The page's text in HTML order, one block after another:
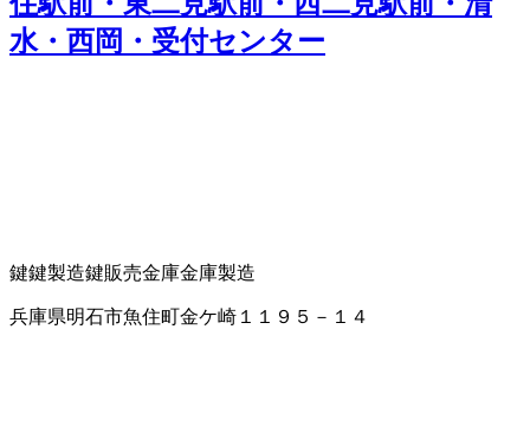
水・西岡・受付センター
鍵鍵製造鍵販売金庫金庫製造
兵庫県明石市魚住町金ケ崎１１９５－１４